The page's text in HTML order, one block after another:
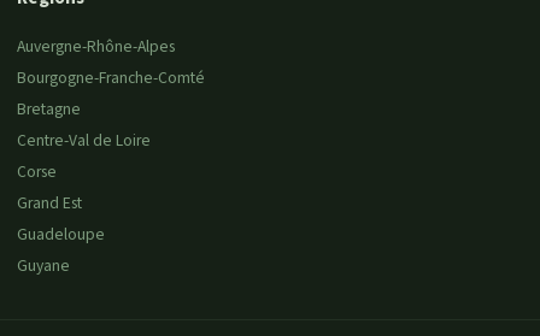
Auvergne-Rhône-Alpes
Bourgogne-Franche-Comté
Bretagne
Centre-Val de Loire
Corse
Grand Est
Guadeloupe
Guyane